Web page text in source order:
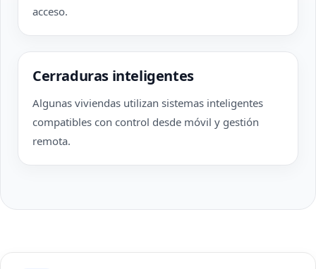
acceso.
Cerraduras inteligentes
Algunas viviendas utilizan sistemas inteligentes
compatibles con control desde móvil y gestión
remota.